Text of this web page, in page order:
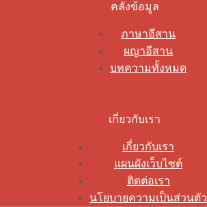
คลังข้อมูล
ภาษาอีสาน
ผญาอีสาน
บทความทั้งหมด
เกี่ยวกับเรา
เกี่ยวกับเรา
แผนผังเว็บไซต์
ติดต่อเรา
นโยบายความเป็นส่วนตัว